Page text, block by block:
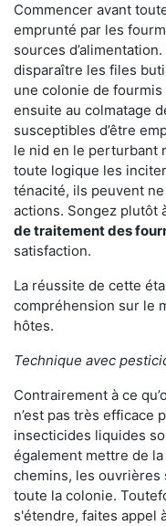
Commencer avant
emprunté par les
sources
disparaître les files
une colonie de
ensuite au colmatage
susceptibles d’être
le nid en le perturbant
toute logique les
ténacité, ils peuvent
actions. Songez plutôt
de traitement des
satisfaction.
La réussite de cette
compréhension sur le
hôtes.
Technique avec
Contrairement à ce
n’est pas très efficace
insecticides liquides
également mettre de
chemins, les
toute la colonie.
s'étendre, faites appel